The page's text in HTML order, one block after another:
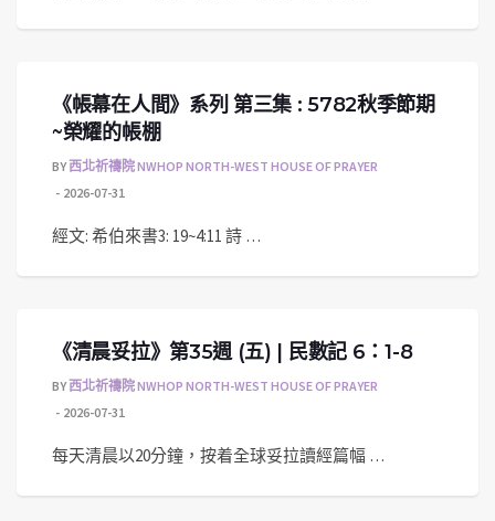
《帳幕在人間》系列 第三集 : 5782秋季節期
~榮耀的帳棚
BY西北祈禱院 NWHOP NORTH-WEST HOUSE OF PRAYER
2026-07-31
經文: 希伯來書3: 19~4:11 詩 …
《清晨妥拉》第35週 (五) | 民數記 6：1-8
BY西北祈禱院 NWHOP NORTH-WEST HOUSE OF PRAYER
2026-07-31
每天清晨以20分鐘，按着全球妥拉讀經篇幅 …